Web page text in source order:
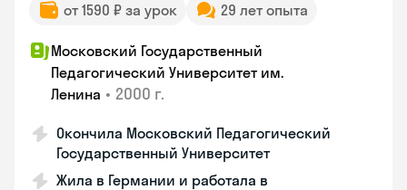
от 1590 ₽ за урок 29 лет опыта
Московский Государственный
Педагогический Университет им.
Ленина • 2000 г.
Окончила Московский Педагогический
Государственный Университет
Жила в Германии и работала в